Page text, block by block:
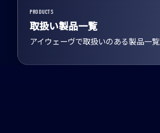
PRODUCTS
取扱い製品一覧
アイウェーヴで取扱いのある製品一覧